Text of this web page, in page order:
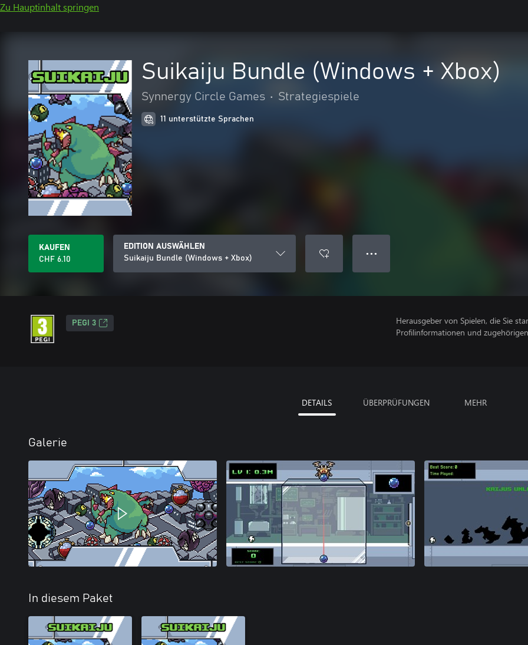
Zu Hauptinhalt springen
Suikaiju Bundle (Windows + Xbox)
Synnergy Circle Games • Strategiespiele
11 unterstützte Sprachen
KAUFEN
CHF 6.10
EDITION AUSWÄHLEN
Suikaiju Bundle (Windows + Xbox)
● ● ●
PEGI 3
Herausgeber von Spielen, die Sie
Profilinformationen und
DETAILS ÜBERPRÜFUNGEN MEHR
Galerie
In diesem Paket